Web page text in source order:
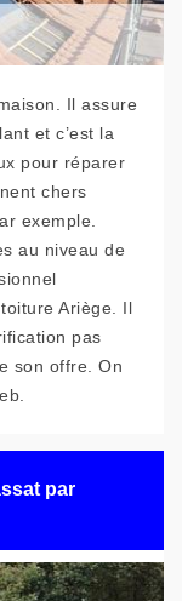
Il assure
et c’est la
pour réparer
chers
exemple.
au niveau de
Ariège. Il
pas
son offre. On
par